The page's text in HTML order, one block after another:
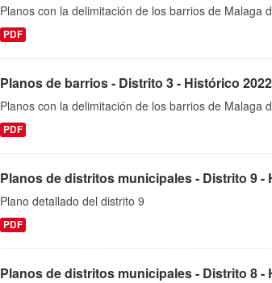
Planos con la delimitación de los barrios de Malaga
PDF
Planos de barrios - Distrito 3 - Histórico 2022
Planos con la delimitación de los barrios de Malaga
PDF
Planos de distritos municipales - Distrito 9 -
Plano detallado del distrito 9
PDF
Planos de distritos municipales - Distrito 8 -